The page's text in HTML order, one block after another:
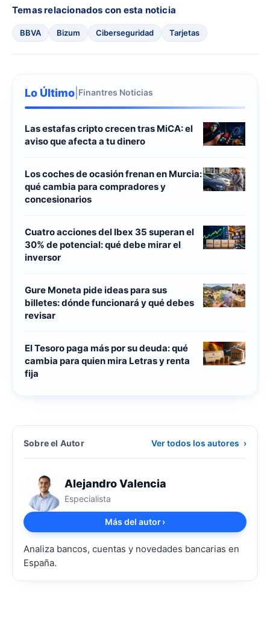
Temas relacionados con esta noticia
BBVA Bizum Ciberseguridad Tarjetas
Lo Último Finantres Noticias
Las estafas cripto crecen tras MiCA: el
aviso que afecta a tu dinero
Los coches de ocasión frenan en Murcia:
qué cambia para compradores y
concesionarios
Cuatro acciones del Ibex 35 superan el
30% de potencial: qué debe mirar el
inversor
Gure Moneta pide ideas para sus
billetes: dónde funcionará y qué debes
revisar
El Tesoro paga más por su deuda: qué
cambia para quien mira Letras y renta
fija
Sobre el Autor Ver todos los autores ›
Alejandro Valencia
Especialista
Más del autor›
Analiza bancos, cuentas y novedades bancarias en
España.